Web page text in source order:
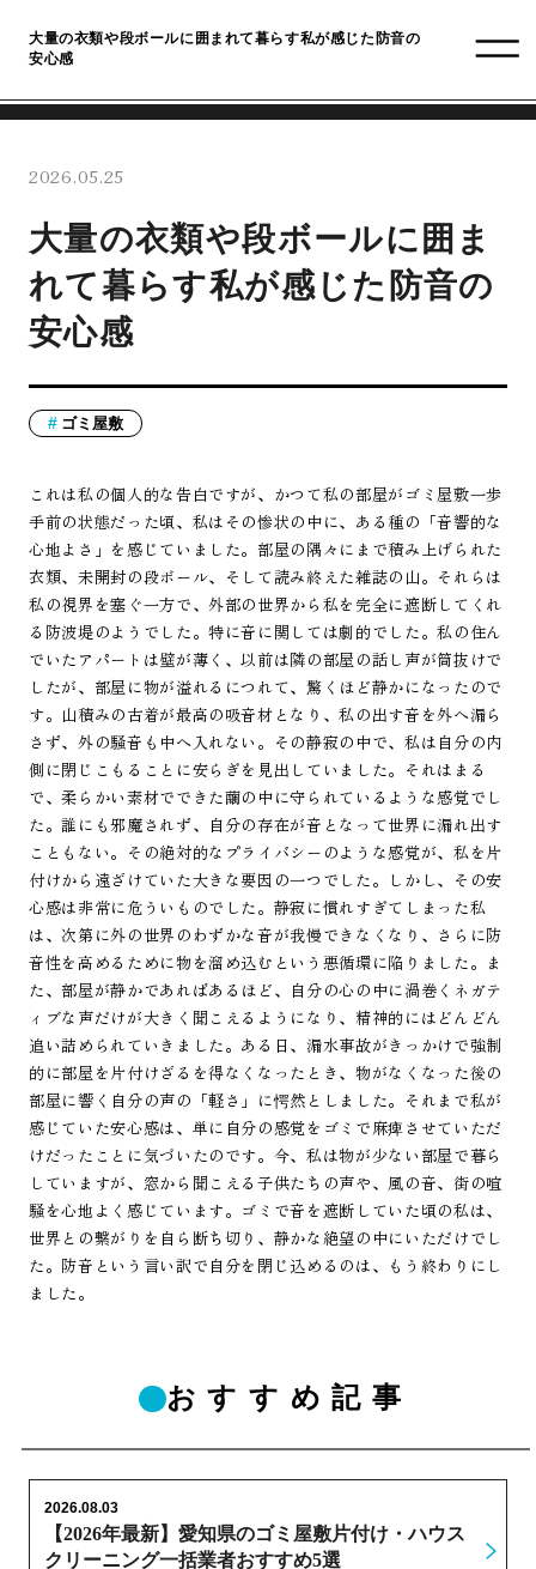
大量の衣類や段ボールに囲まれて暮らす私が感じた防音の
安心感
2026.05.25
大量の衣類や段ボールに囲ま
れて暮らす私が感じた防音の
安心感
ゴミ屋敷
これは私の個人的な告白ですが、かつて私の部屋がゴミ屋敷一歩
手前の状態だった頃、私はその惨状の中に、ある種の「音響的な
心地よさ」を感じていました。部屋の隅々にまで積み上げられた
衣類、未開封の段ボール、そして読み終えた雑誌の山。それらは
私の視界を塞ぐ一方で、外部の世界から私を完全に遮断してくれ
る防波堤のようでした。特に音に関しては劇的でした。私の住ん
でいたアパートは壁が薄く、以前は隣の部屋の話し声が筒抜けで
したが、部屋に物が溢れるにつれて、驚くほど静かになったので
す。山積みの古着が最高の吸音材となり、私の出す音を外へ漏ら
さず、外の騒音も中へ入れない。その静寂の中で、私は自分の内
側に閉じこもることに安らぎを見出していました。それはまる
で、柔らかい素材でできた繭の中に守られているような感覚でし
た。誰にも邪魔されず、自分の存在が音となって世界に漏れ出す
こともない。その絶対的なプライバシーのような感覚が、私を片
付けから遠ざけていた大きな要因の一つでした。しかし、その安
心感は非常に危ういものでした。静寂に慣れすぎてしまった私
は、次第に外の世界のわずかな音が我慢できなくなり、さらに防
音性を高めるために物を溜め込むという悪循環に陥りました。ま
た、部屋が静かであればあるほど、自分の心の中に渦巻くネガテ
ィブな声だけが大きく聞こえるようになり、精神的にはどんどん
追い詰められていきました。ある日、漏水事故がきっかけで強制
的に部屋を片付けざるを得なくなったとき、物がなくなった後の
部屋に響く自分の声の「軽さ」に愕然としました。それまで私が
感じていた安心感は、単に自分の感覚をゴミで麻痺させていただ
けだったことに気づいたのです。今、私は物が少ない部屋で暮ら
していますが、窓から聞こえる子供たちの声や、風の音、街の喧
騒を心地よく感じています。ゴミで音を遮断していた頃の私は、
世界との繋がりを自ら断ち切り、静かな絶望の中にいただけでし
た。防音という言い訳で自分を閉じ込めるのは、もう終わりにし
ました。
おすすめ記事
【2026年最新】愛知県のゴミ屋敷片付け・ハウス
クリーニング一括業者おすすめ5選
2026.08.03